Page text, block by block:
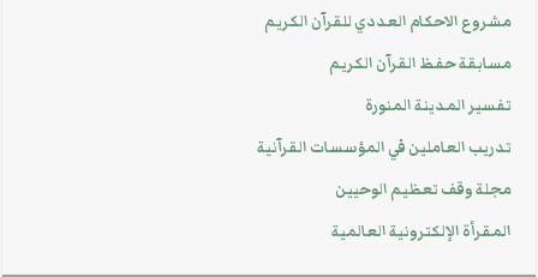
مشروع الاحكام العددي للقرآن الكريم
مسابقة حفظ القرآن الكريم
تفسير المدينة المنورة
تدريب العاملين في المؤسسات القرآنية
مجلة وقف تعظيم الوحيين
المقرأة الإلكترونية العالمية